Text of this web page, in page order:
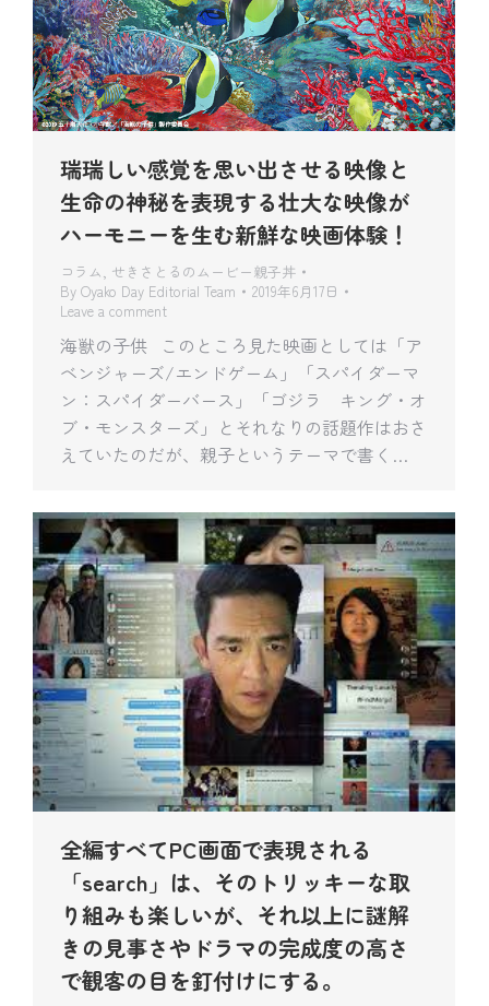
瑞瑞しい感覚を思い出させる映像と
生命の神秘を表現する壮大な映像が
ハーモニーを生む新鮮な映画体験！
コラム, せきさとるのムービー親子丼
By Oyako Day Editorial Team
2019年6月17日
Leave a comment
海獣の子供 このところ見た映画としては「ア
ベンジャーズ/エンドゲーム」「スパイダーマ
ン：スパイダーバース」「ゴジラ キング・オ
ブ・モンスターズ」とそれなりの話題作はおさ
えていたのだが、親子というテーマで書く…
全編すべてPC画面で表現される
「search」は、そのトリッキーな取
り組みも楽しいが、それ以上に謎解
きの見事さやドラマの完成度の高さ
で観客の目を釘付けにする。